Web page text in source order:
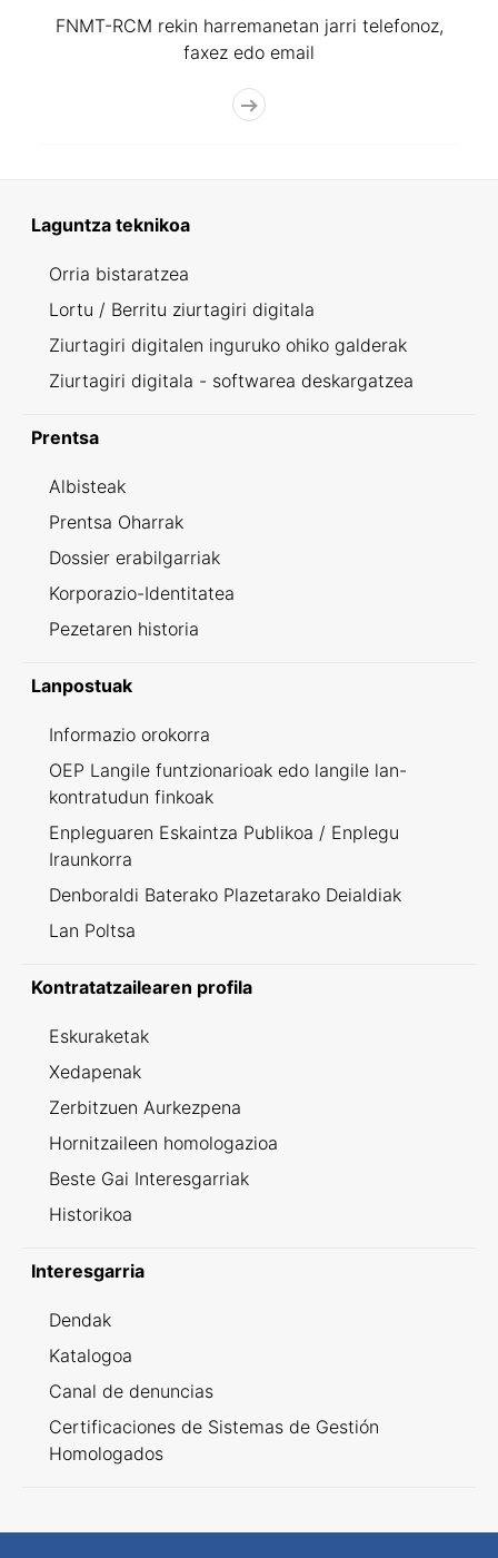
FNMT-RCM rekin harremanetan jarri telefonoz,
faxez edo email
Laguntza teknikoa
Orria bistaratzea
Lortu / Berritu ziurtagiri digitala
Ziurtagiri digitalen inguruko ohiko galderak
Ziurtagiri digitala - softwarea deskargatzea
Prentsa
Albisteak
Prentsa Oharrak
Dossier erabilgarriak
Korporazio-Identitatea
Pezetaren historia
Lanpostuak
Informazio orokorra
OEP Langile funtzionarioak edo langile lan-
kontratudun finkoak
Enpleguaren Eskaintza Publikoa / Enplegu
Iraunkorra
Denboraldi Baterako Plazetarako Deialdiak
Lan Poltsa
Kontratatzailearen profila
Eskuraketak
Xedapenak
Zerbitzuen Aurkezpena
Hornitzaileen homologazioa
Beste Gai Interesgarriak
Historikoa
Interesgarria
Dendak
Katalogoa
Canal de denuncias
Certificaciones de Sistemas de Gestión
Homologados